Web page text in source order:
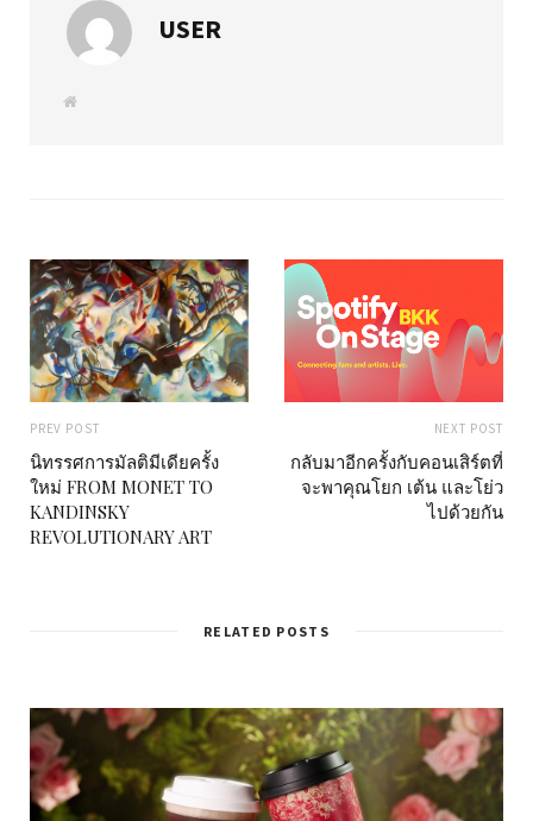
USER
W
PREV POST
นิทรรศการมัลติมีเดียครั้ง
ใหม่ FROM MONET TO
KANDINSKY
REVOLUTIONARY ART
NEXT POST
กลับมาอีกครั้งกับคอนเสิร์ตที่
จะพาคุณโยก เต้น และโย่ว
ไปด้วยกัน
RELATED POSTS